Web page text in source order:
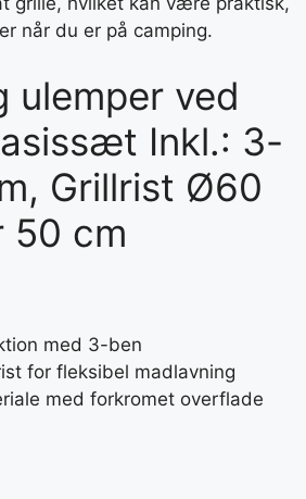
når du er på camping.
ulemper ved
Inkl.: 3-
Grillrist Ø60
50 cm
med 3-ben
for fleksibel madlavning
med forkromet overflade